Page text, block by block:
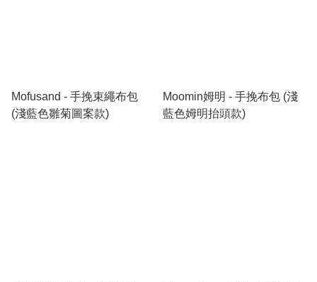
Mofusand - 手挽束繩布包
(淺藍色雛菊圖案款)
Moomin姆明 - 手挽布包 (淺
藍色姆明抬頭款)